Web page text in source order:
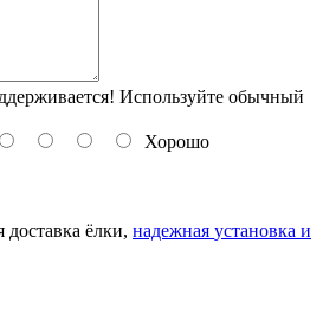
Используйте обычный
Хорошо
доставка ёлки, надежная установка и